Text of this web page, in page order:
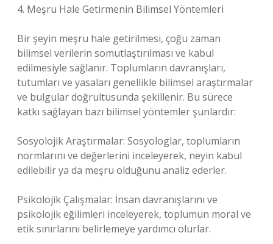
4. Meşru Hale Getirmenin Bilimsel Yöntemleri
Bir şeyin meşru hale getirilmesi, çoğu zaman
bilimsel verilerin somutlaştırılması ve kabul
edilmesiyle sağlanır. Toplumların davranışları,
tutumları ve yasaları genellikle bilimsel araştırmalar
ve bulgular doğrultusunda şekillenir. Bu sürece
katkı sağlayan bazı bilimsel yöntemler şunlardır:
Sosyolojik Araştırmalar: Sosyologlar, toplumların
normlarını ve değerlerini inceleyerek, neyin kabul
edilebilir ya da meşru olduğunu analiz ederler.
Psikolojik Çalışmalar: İnsan davranışlarını ve
psikolojik eğilimleri inceleyerek, toplumun moral ve
etik sınırlarını belirlemeye yardımcı olurlar.